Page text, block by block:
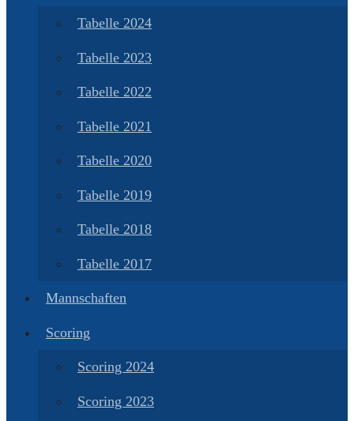
Tabelle 2024
Tabelle 2023
Tabelle 2022
Tabelle 2021
Tabelle 2020
Tabelle 2019
Tabelle 2018
Tabelle 2017
Mannschaften
Scoring
Scoring 2024
Scoring 2023